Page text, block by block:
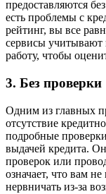
предоставляются
есть проблемы с
рейтинг, вы все
сервисы учитывают
работу, чтобы
3. Без проверки
Одним из главных
отсутствие
подробные
выдачей кредита.
проверок или
означает, что вам
нервничать из-за